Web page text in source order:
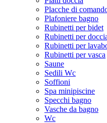
Placche di
Plafoniere bagno
Rubinetti per bidet
Rubinetti per
Rubinetti per
Rubinetti per vasca
Saune
Sedili Wc
Soffioni
Spa minipiscine
Specchi bagno
Vasche da bagno
Wc